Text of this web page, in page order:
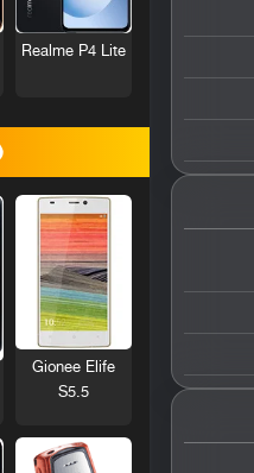
Realme P4 Lite
Gionee Elife
S5.5